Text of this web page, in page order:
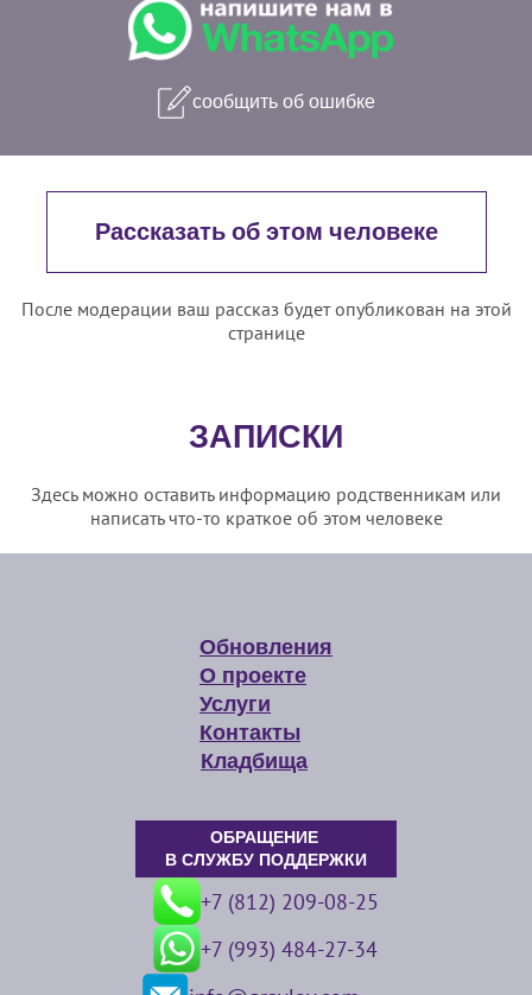
сообщить об ошибке
Рассказать об этом человеке
После модерации ваш рассказ будет опубликован на этой
странице
ЗАПИСКИ
Здесь можно оставить информацию родственникам или
написать что-то краткое об этом человеке
Обновления
О проекте
Услуги
Контакты
Кладбища
ОБРАЩЕНИЕ
В СЛУЖБУ ПОДДЕРЖКИ
+7 (812) 209-08-25
+7 (993) 484-27-34